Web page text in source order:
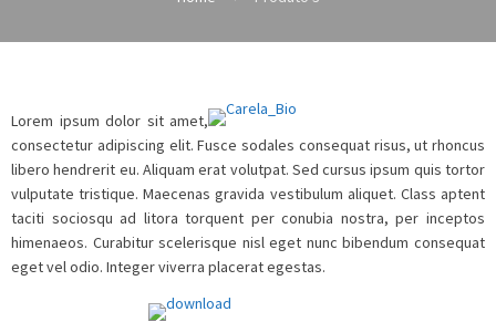
Lorem ipsum dolor sit amet,
consectetur adipiscing elit. Fusce sodales consequat risus, ut rhoncus
libero hendrerit eu. Aliquam erat volutpat. Sed cursus ipsum quis tortor
vulputate tristique. Maecenas gravida vestibulum aliquet. Class aptent
taciti sociosqu ad litora torquent per conubia nostra, per inceptos
himenaeos. Curabitur scelerisque nisl eget nunc bibendum consequat
eget vel odio. Integer viverra placerat egestas.